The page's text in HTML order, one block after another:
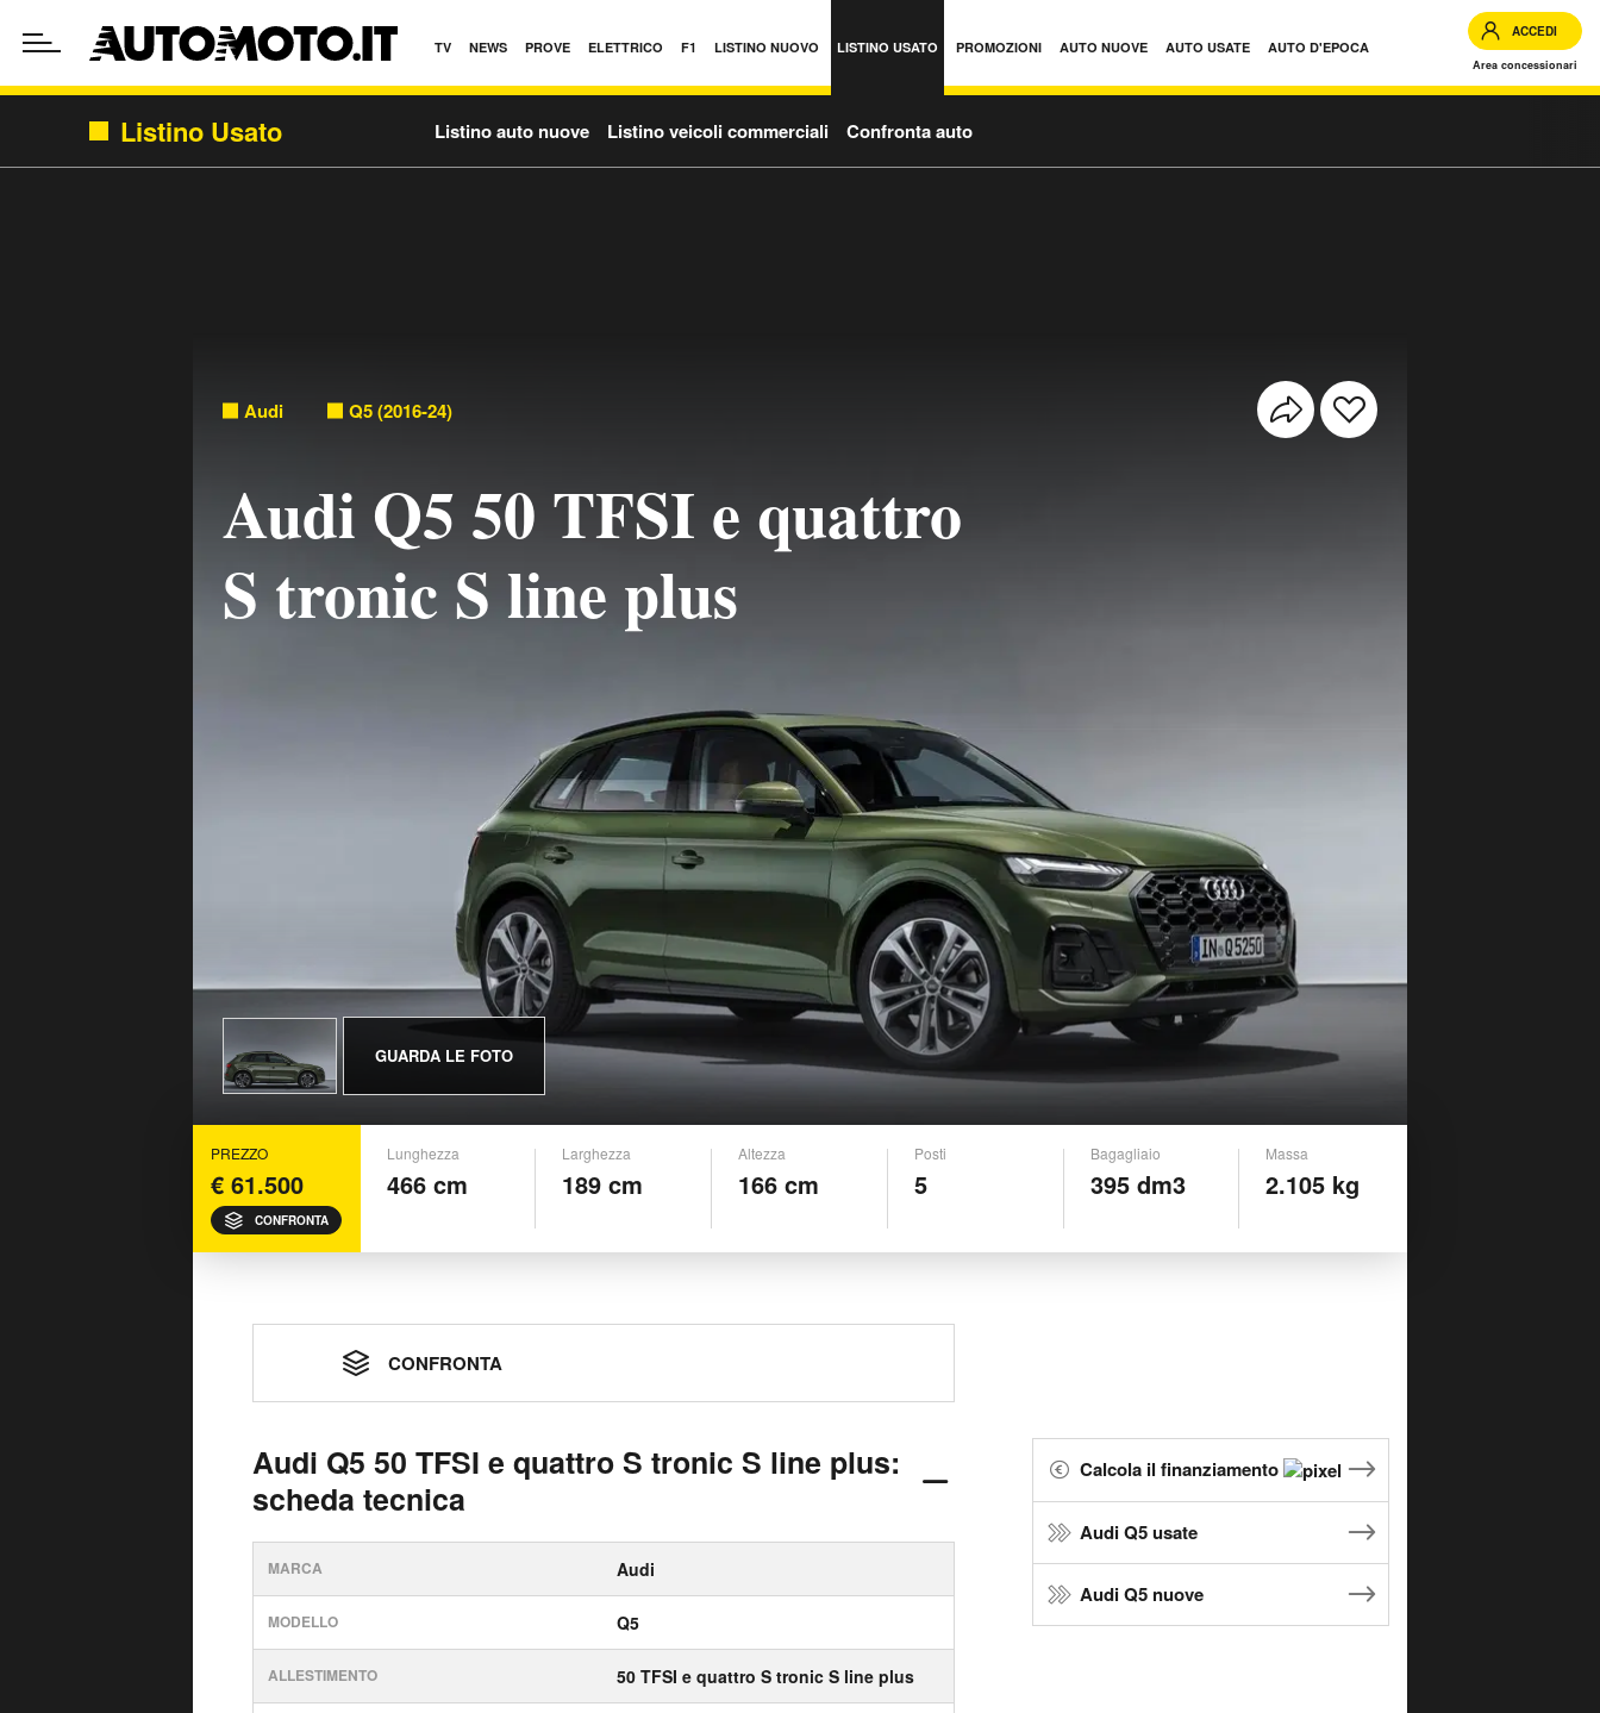
TV NEWS PROVE ELETTRICO F1 LISTINO NUOVO LISTINO USATO PROMOZIONI AUTO NUOVE AUTO USATE AUTO D'EPOCA
ACCEDI
Area concessionari
Listino Usato Listino auto nuove Listino veicoli commerciali Confronta auto
Audi Q5 (2016-24)
Audi Q5 50 TFSI e quattro
S tronic S line plus
GUARDA LE FOTO
PREZZO
€ 61.500
CONFRONTA
Lunghezza
466 cm
Larghezza
189 cm
Altezza
166 cm
Posti
5
Bagagliaio
395 dm3
Massa
2.105 kg
CONFRONTA
Audi Q5 50 TFSI e quattro S tronic S line plus:
scheda tecnica
MARCA Audi
MODELLO Q5
ALLESTIMENTO 50 TFSI e quattro S tronic S line plus
Calcola il finanziamento
Audi Q5 usate
Audi Q5 nuove